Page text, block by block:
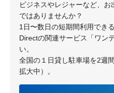
ビジネスやレジャーなど、
ではありませんか？
1日〜数日の短期間利用でき
Directの関連サービス「ワン
い。
全国の１日貸し駐車場を2週
拡大中）。